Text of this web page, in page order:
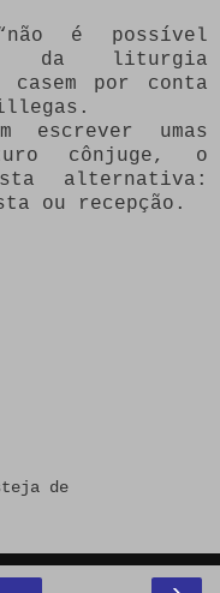
é possível
da liturgia
por conta
escrever umas
cônjuge, o
alternativa:
ou recepção.
de